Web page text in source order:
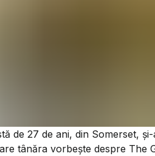
de 27 de ani, din Somerset,
tânăra vorbește despre The